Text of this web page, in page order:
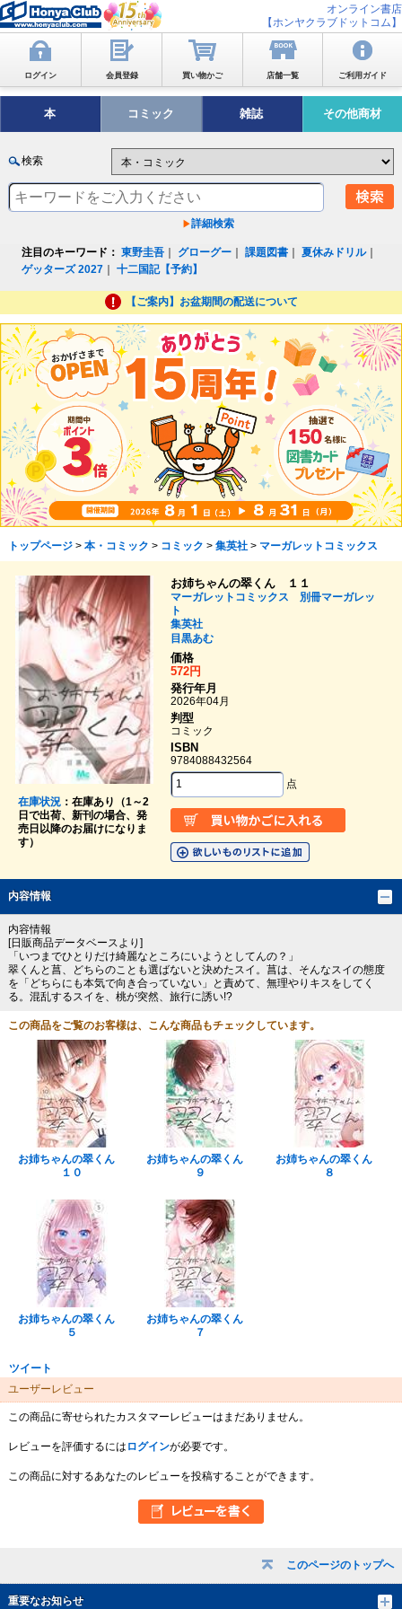
オンライン書店
【ホンヤクラブドットコム】
ログイン 会員登録 買い物かご 店舗一覧 ご利用ガイド
本 コミック 雑誌 その他商材
検索
詳細検索
注目のキーワード： 東野圭吾 グローグー ｜課題図書 ｜夏休みドリル｜
ゲッターズ 2027 ｜十二国記【予約】
【ご案内】お盆期間の配送について
このページのトップへ
重要なお知らせ
トップページ> 本・コミック > コミック > 集英社> マーガレットコミックス
在庫状況：在庫あり（1～2
日で出荷、新刊の場合、発
売日以降のお届けになりま
す）
お姉ちゃんの翠くん １１
マーガレットコミックス 別冊マーガレッ
ト
集英社
目黒あむ
価格
572円
発行年月
2026年04月
判型
コミック
ISBN
9784088432564
点
内容情報
内容情報
[日販商品データベースより]
「いつまでひとりだけ綺麗なところにいようとしてんの？」
翠くんと菖、どちらのことも選ばないと決めたスイ。菖は、そんなスイの態度
を「どちらにも本気で向き合っていない」と責めて、無理やりキスをしてく
る。混乱するスイを、桃が突然、旅行に誘い!?
この商品をご覧のお客様は、こんな商品もチェックしています。
お姉ちゃんの翠くん
１０
お姉ちゃんの翠くん
９
お姉ちゃんの翠くん
８
お姉ちゃんの翠くん
５
お姉ちゃんの翠くん
７
ツイート
ユーザーレビュー
この商品に寄せられたカスタマーレビューはまだありません。
レビューを評価するには ログインが必要です。
この商品に対するあなたのレビューを投稿することができます。